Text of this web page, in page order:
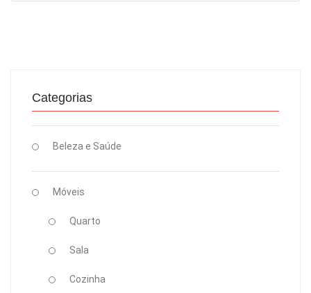
Categorias
Beleza e Saúde
Móveis
Quarto
Sala
Cozinha